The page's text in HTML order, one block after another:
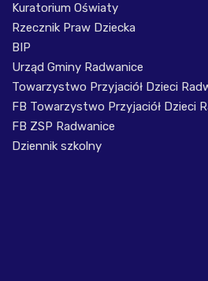
Kuratorium Oświaty
Rzecznik Praw Dziecka
BIP
Urząd Gminy Radwanice
Towarzystwo Przyjaciół Dzieci
FB Towarzystwo Przyjaciół Dzieci
FB ZSP Radwanice
Dziennik szkolny